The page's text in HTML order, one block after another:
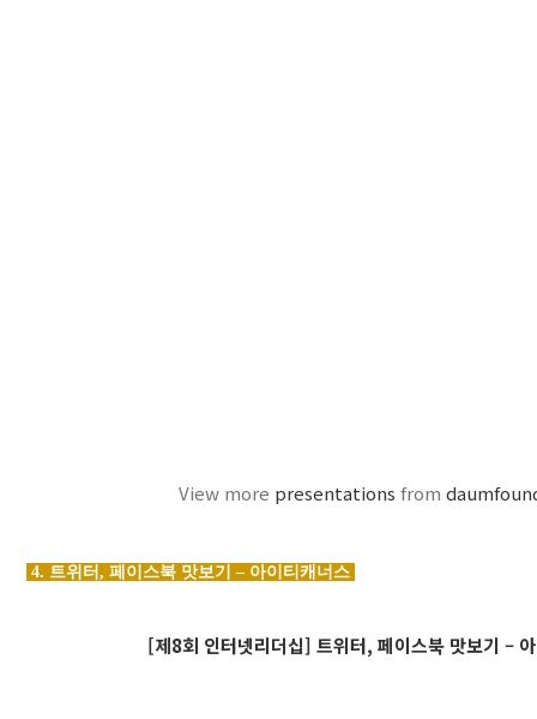
View more presentations from
4. 트위터, 페이스북 맛보기 – 아이티캐너스
[제8회 인터넷리더십] 트위터, 페이스북 맛보기 –